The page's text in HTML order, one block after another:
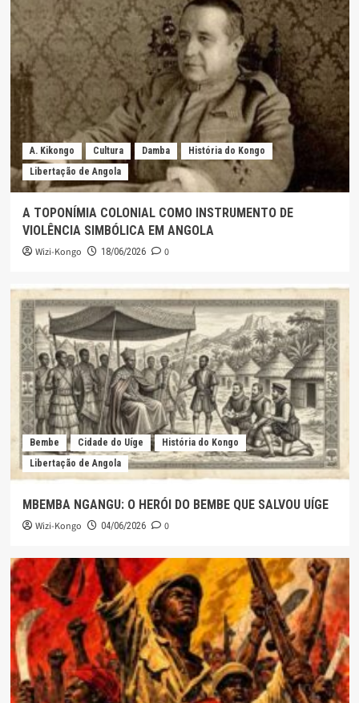
A. Kikongo Cultura Damba
História do Kongo
Libertação de Angola
A TOPONÍMIA COLONIAL COMO INSTRUMENTO DE
VIOLÊNCIA SIMBÓLICA EM ANGOLA
Wizi-Kongo 18/06/2026 0
Bembe Cidade do Uíge
História do Kongo
Libertação de Angola
MBEMBA NGANGU: O HERÓI DO BEMBE QUE SALVOU UÍGE
Wizi-Kongo 04/06/2026 0